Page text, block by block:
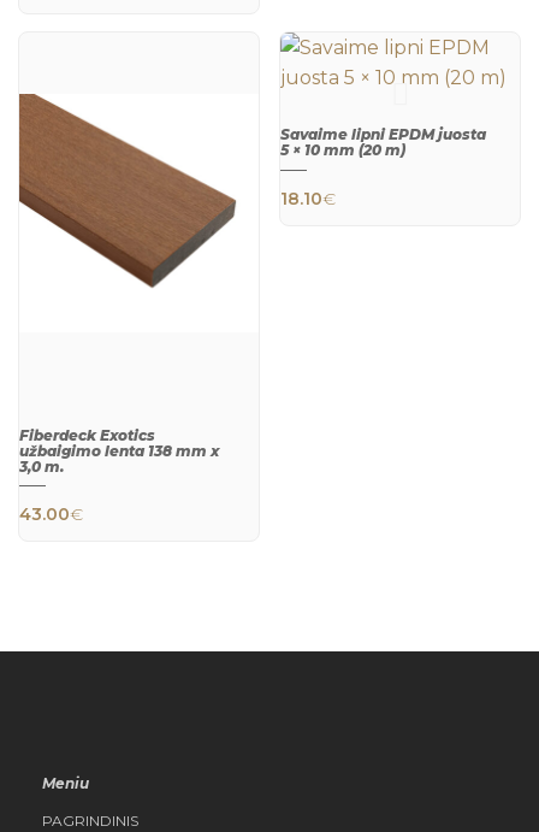
QUICK
Fiberdeck Exotics
užbaigimo lenta 138 mm x
3,0 m.
43.00€
Savaime lipni EPDM juosta
5 × 10 mm (20 m)
18.10€
Meniu
PAGRINDINIS